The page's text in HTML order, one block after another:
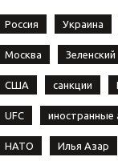
Россия Украина
Москва Зеленский
США санкции
UFC иностранные
НАТО Илья Азар